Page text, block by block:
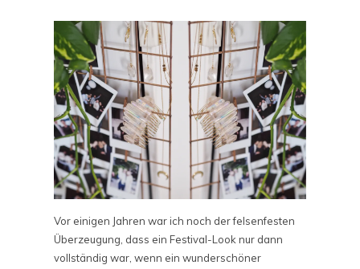
Vor einigen Jahren war ich noch der felsenfesten
Überzeugung, dass ein Festival-Look nur dann
vollständig war, wenn ein wunderschöner